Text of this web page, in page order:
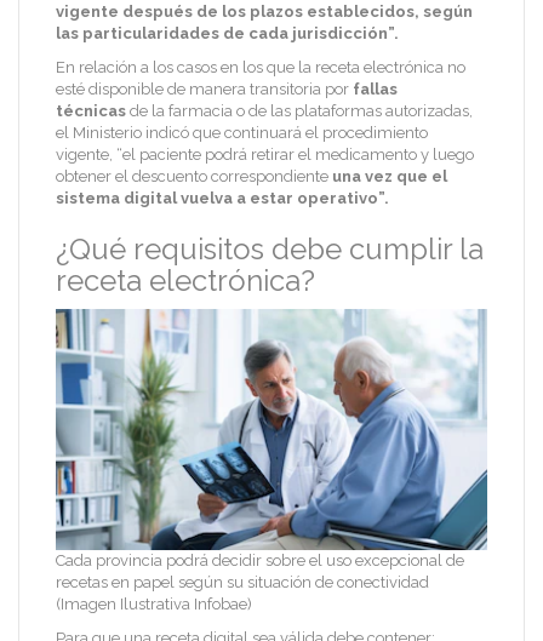
vigente después de los plazos establecidos, según
las particularidades de cada jurisdicción”.
En relación a los casos en los que la receta electrónica no
esté disponible de manera transitoria por fallas
técnicas de la farmacia o de las plataformas autorizadas,
el Ministerio indicó que continuará el procedimiento
vigente, “el paciente podrá retirar el medicamento y luego
obtener el descuento correspondiente una vez que el
sistema digital vuelva a estar operativo”.
¿Qué requisitos debe cumplir la
receta electrónica?
Cada provincia podrá decidir sobre el uso excepcional de
recetas en papel según su situación de conectividad
(Imagen Ilustrativa Infobae)